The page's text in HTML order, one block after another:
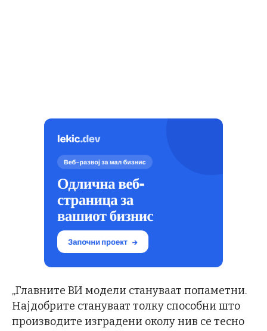
„Главните ВИ модели стануваат попаметни.
Најдобрите стануваат толку способни што
производите изградени околу нив се тесно